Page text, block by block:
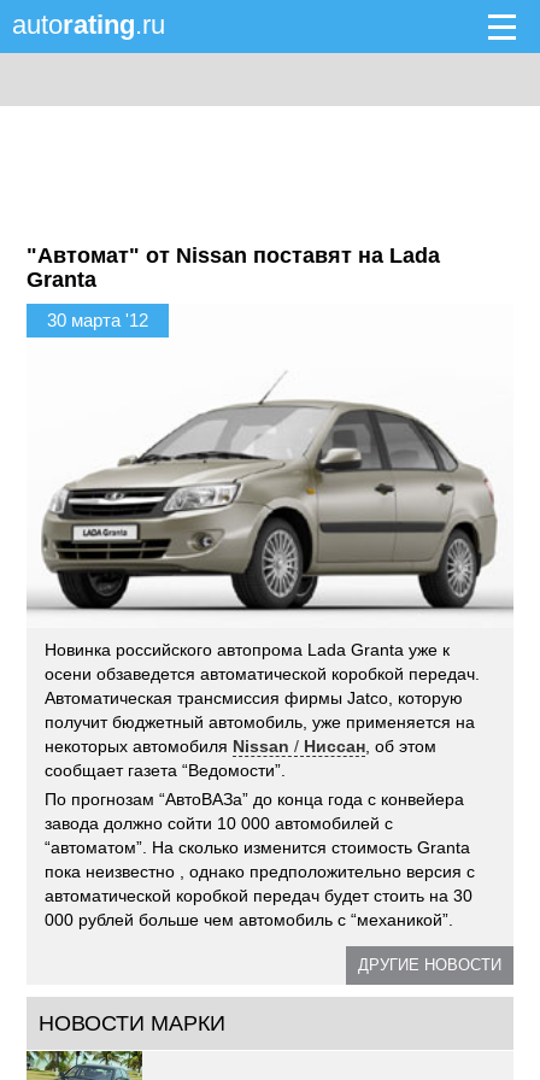
autorating.ru
"Автомат" от Nissan поставят на Lada
Granta
30 марта '12
Новинка российского автопрома Lada Granta уже к
осени обзаведется автоматической коробкой передач.
Автоматическая трансмиссия фирмы Jatco, которую
получит бюджетный автомобиль, уже применяется на
некоторых автомобиля Nissan / Ниссан , об этом
сообщает газета “Ведомости”.
По прогнозам “АвтоВАЗа” до конца года с конвейера
завода должно сойти 10 000 автомобилей с
“автоматом”. На сколько изменится стоимость Granta
пока неизвестно , однако предположительно версия с
автоматической коробкой передач будет стоить на 30
000 рублей больше чем автомобиль с “механикой”.
ДРУГИЕ НОВОСТИ
НОВОСТИ МАРКИ